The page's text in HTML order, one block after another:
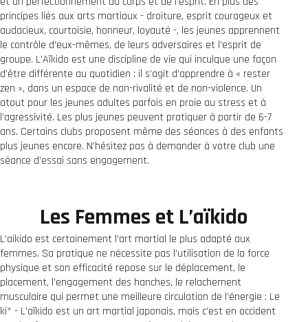
principes liés aux arts martiaux - droiture, esprit courageux et
audacieux, courtoisie, honneur, loyauté -, les jeunes apprennent
le contrôle d’eux-mêmes, de leurs adversaires et l’esprit de
groupe. L’Aïkido est une discipline de vie qui inculque une façon
d’être différente au quotidien : il s’agit d’apprendre à « rester
zen », dans un espace de non-rivalité et de non-violence. Un
atout pour les jeunes adultes parfois en proie au stress et à
l’agressivité. Les plus jeunes peuvent pratiquer à partir de 6-7
ans. Certains clubs proposent même des séances à des enfants
plus jeunes encore. N’hésitez pas à demander à votre club une
séance d’essai sans engagement.
Les Femmes et L’aïkido
L’aikido est certainement l’art martial le plus adapté aux
femmes. Sa pratique ne nécessite pas l’utilisation de la force
physique et son efficacité repose sur le déplacement, le
placement, l’engagement des hanches, le relachement
musculaire qui permet une meilleure circulation de l’énergie : Le
ki* - L’aïkido est un art martial japonais, mais c’est en occident